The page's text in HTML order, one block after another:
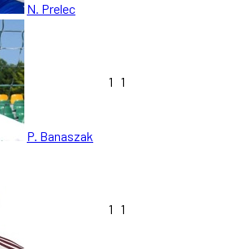
N. Prelec
P. Banaszak
1 1
1 1